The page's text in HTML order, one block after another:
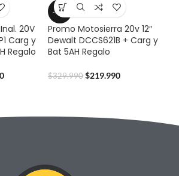
20V
Carg y
Regalo
-33%
Promo Motosierra 20v 12″
Dewalt DCCS621B + Carg y
Bat 5AH Regalo
$329.990 $219.990